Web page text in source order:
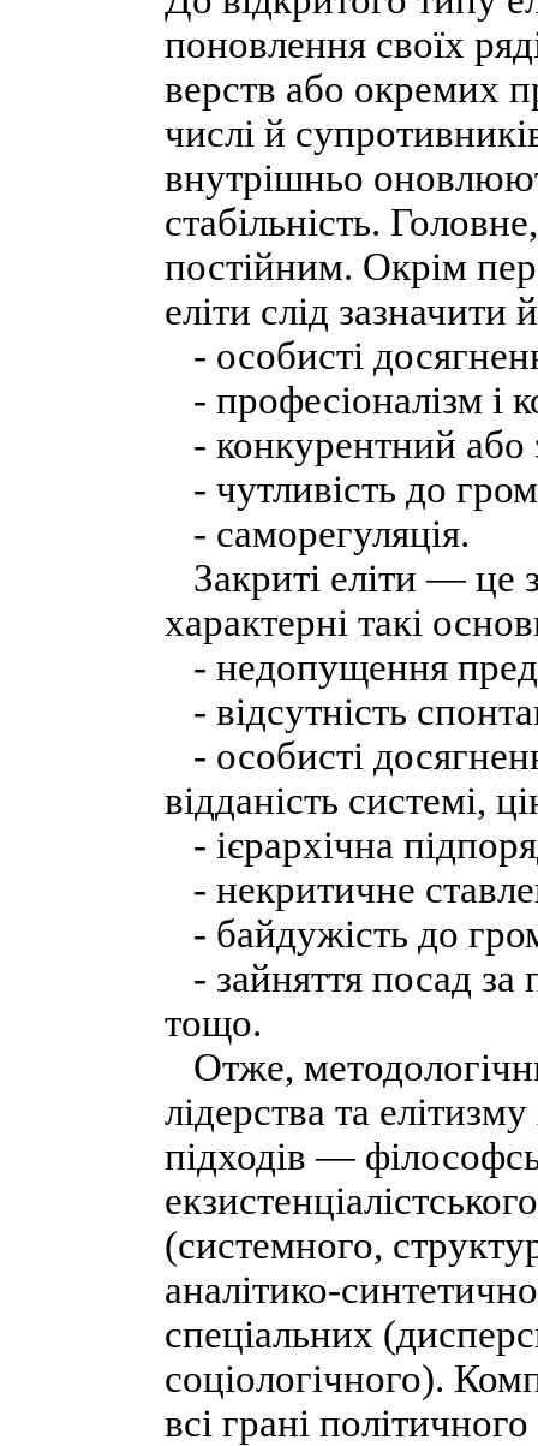
поновлення своїх
верств або окремих
числі й
внутрішньо
стабільність.
постійним. Окрім
еліти слід зазначити
- особисті
- професіоналізм і
- конкурентний або
- чутливість до
- саморегуляція.
Закриті еліти — це
характерні такі
- недопущення
- відсутність
- особисті
відданість системі,
- ієрархічна
- некритичне
- байдужість до
- зайняття посад за
тощо.
Отже,
лідерства та
підходів —
(системного,
аналітико-
спеціальних
соціологічного).
всі грані